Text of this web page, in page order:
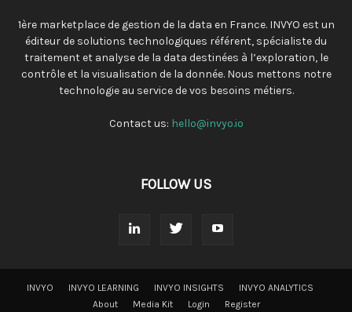
1ère marketplace de gestion de la data en France. INVYO est un
éditeur de solutions technologiques référent, spécialiste du
traitement et analyse de la data destinées à l’exploration, le
contrôle et la visualisation de la donnée. Nous mettons notre
technologie au service de vos besoins métiers.
Contact us: hello@invyo.io
FOLLOW US
INVYO INVYO LEARNING INVYO INSIGHTS
INVYO ANALYTICS
About
Media Kit Login Register